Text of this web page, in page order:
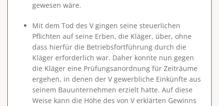
gewesen wäre.
Mit dem Tod des Vgingen seine steuerlichen
Pflichten auf seine Erben, die Kläger, über, ohne
dass hierfür die Betriebsfortführung durch die
Kläger erforderlich war. Daher konnte nun gegen
die Kläger eine Prüfungsanordnung für Zeiträume
ergehen, in denen der V gewerbliche Einkünfte aus
seinem Bauunternehmen erzielt hatte. Auf diese
Weise kann die Höhe des von V erklärten Gewinns